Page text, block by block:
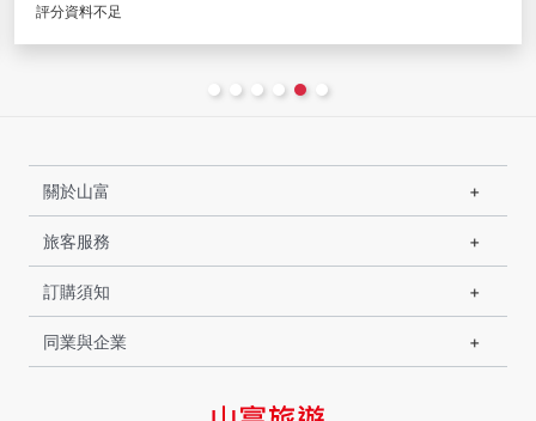
評分資料不足
關於山富
旅客服務
訂購須知
同業與企業